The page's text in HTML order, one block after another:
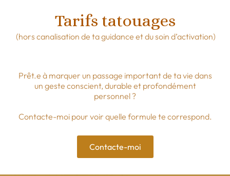
Tarifs tatouages
(hors canalisation de ta guidance et du soin d’activation)
Prêt.e à marquer un passage important de ta vie dans
un geste conscient, durable et profondément
personnel ?
Contacte-moi pour voir quelle formule te correspond.
Contacte-moi